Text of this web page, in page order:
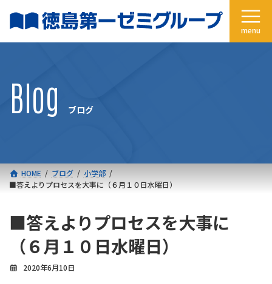
ン
ー
Blog ブログ
HOME ブログ
小学部
■答えよりプロセスを大事に（６月１０日水曜日）
■答えよりプロセスを大事に
（６月１０日水曜日）
2020年6月10日